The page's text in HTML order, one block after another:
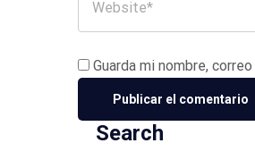
Guarda mi nombre,
Search